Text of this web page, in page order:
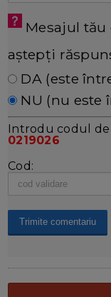
Mesajul tău
aștepți
DA (este
NU (nu este
Introdu codul de
0219026
Cod: